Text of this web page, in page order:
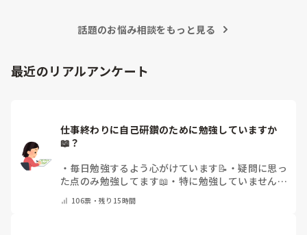
話題のお悩み相談をもっと見る
最近のリアルアンケート
仕事終わりに自己研鑽のために勉強していますか
📖？
・ 毎日勉強するよう心がけています📝 ・疑問に思っ
た点のみ勉強してます📖 ・ 特に勉強していません・
106票・残り15時間